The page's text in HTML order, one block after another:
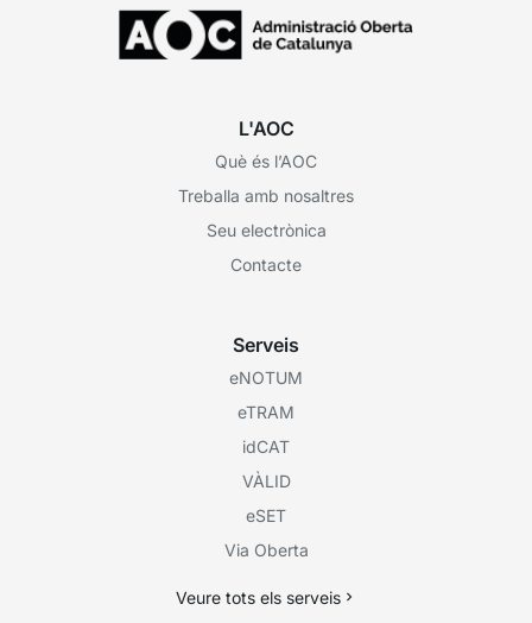
L'AOC
Què és l’AOC
Treballa amb nosaltres
Seu electrònica
Contacte
Serveis
eNOTUM
eTRAM
idCAT
VÀLID
eSET
Via Oberta
Veure tots els serveis